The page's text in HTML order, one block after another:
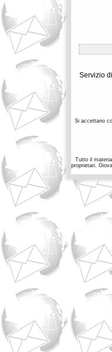
Servizio
Si accettano
Tutto il
proprietari.